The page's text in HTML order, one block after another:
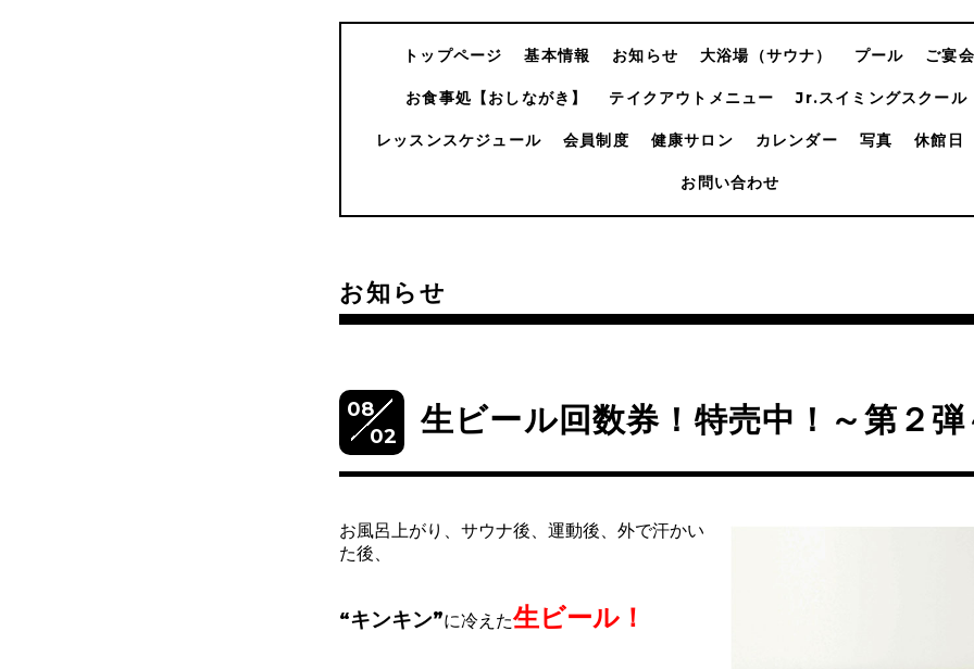
トップページ 基本情報 お知らせ 大浴場（サウナ） プール ご宴
お食事処【おしながき】 テイクアウトメニュー Jr.スイミングスクール
レッスンスケジュール 会員制度 健康サロン カレンダー 写真 休館日
お問い合わせ
お知らせ
08
02
生ビール回数券！特売中！～第２弾
お風呂上がり、サウナ後、運動後、外で汗かい
た後、
“キンキン”に冷えた生ビール！